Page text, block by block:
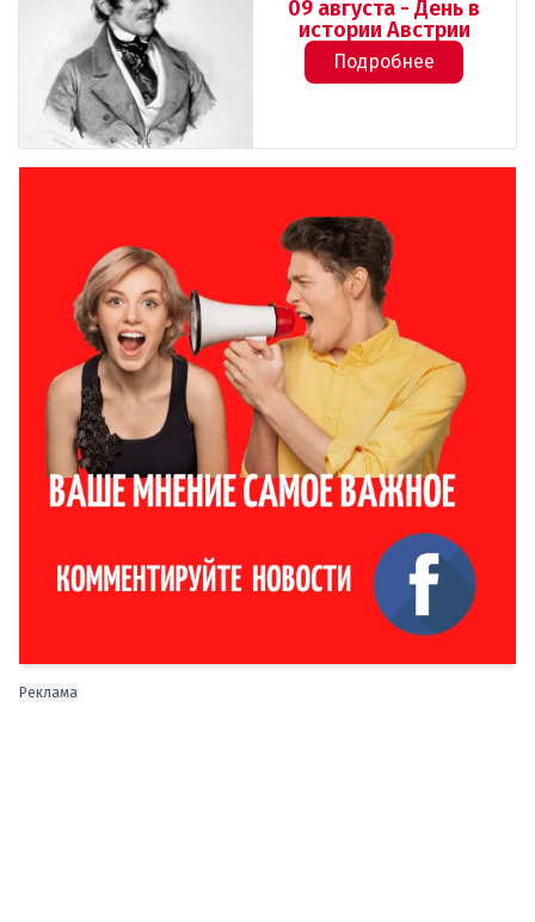
09 августа - День в
истории Австрии
Подробнее
Реклама